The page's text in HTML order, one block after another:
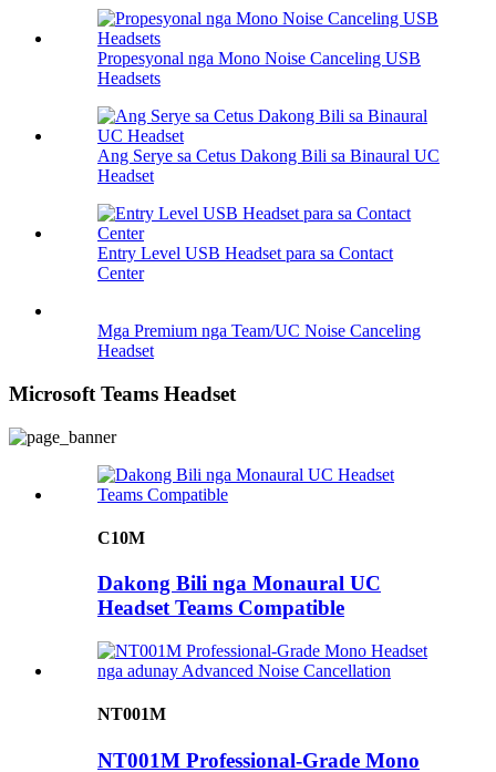
Propesyonal nga Mono Noise Canceling USB
Headsets
Ang Serye sa Cetus Dakong Bili sa Binaural UC
Headset
Entry Level USB Headset para sa Contact
Center
Mga Premium nga Team/UC Noise Canceling
Headset
Microsoft Teams Headset
C10M
Dakong Bili nga Monaural UC
Headset Teams Compatible
NT001M
NT001M Professional-Grade Mono